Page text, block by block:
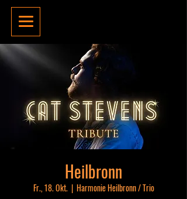
Heilbronn
Fr., 18. Okt.
  |
Harmonie Heilbronn / Trio